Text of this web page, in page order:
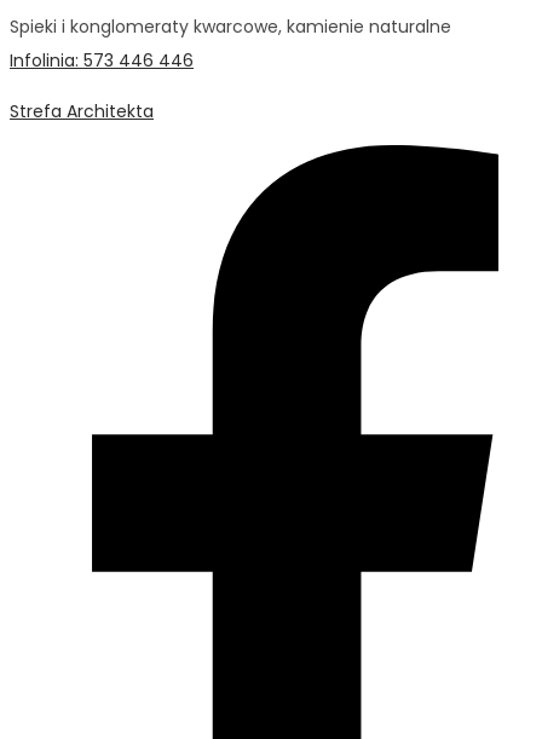
Spieki i konglomeraty kwarcowe, kamienie naturalne
Infolinia: 573 446 446
Strefa Architekta